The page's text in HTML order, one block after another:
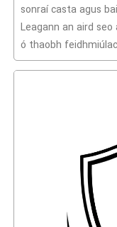
sonraí casta agus
Leagann an aird
ó thaobh